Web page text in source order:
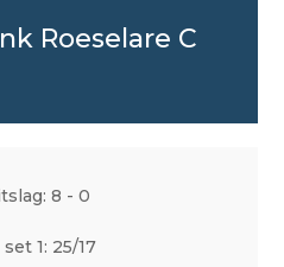
Roeselare C
8 - 0
1: 25/17